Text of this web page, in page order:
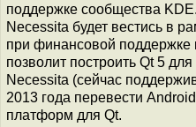
поддержке сообщества
Necessita будет вестись в
при финансовой поддержке
позволит построить Qt 5
Necessita (сейчас
2013 года перевести
платформ для Qt.